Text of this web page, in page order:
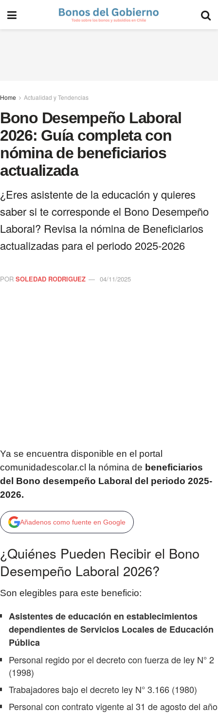
Home Actualidad y Tendencias
Bono Desempeño Laboral
2026: Guía completa con
nómina de beneficiarios
actualizada
¿Eres asistente de la educación y quieres
saber si te corresponde el Bono Desempeño
Laboral? Revisa la nómina de Beneficiarios
actualizadas para el periodo 2025-2026
POR SOLEDAD RODRIGUEZ 04/11/2025
Ya se encuentra disponible en el portal
comunidadescolar.cl la nómina de beneficiarios
del Bono desempeño Laboral del periodo 2025-
2026.
Añadenos como fuente en Google
¿Quiénes Pueden Recibir el Bono
Desempeño Laboral 2026?
Son elegibles para este beneficio:
Asistentes de educación en establecimientos
dependientes de Servicios Locales de Educación
Pública
Personal regido por el decreto con fuerza de ley N° 2
(1998)
Trabajadores bajo el decreto ley N° 3.166 (1980)
Personal con contrato vigente al 31 de agosto del año